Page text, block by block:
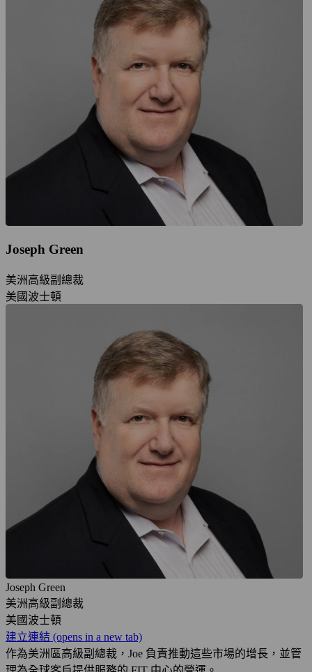
Joseph Green
美洲高級副總裁
美國波士頓
Joseph Green
美洲高級副總裁
美國波士頓
建立連結 (opens in a new tab)
作為美洲區高級副總裁，Joe 負責推動這些市場的增長，並管